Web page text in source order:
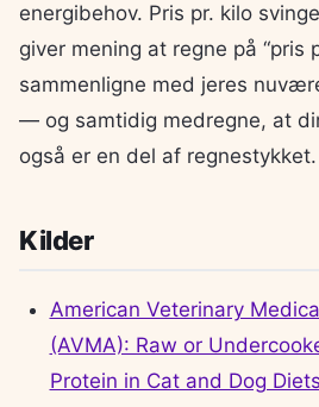
energibehov. Pris pr. kilo
giver mening at regne på “pris
sammenligne med jeres
— og samtidig medregne, at
også er en del af regnestykket.
Kilder
American Veterinary
(AVMA): Raw or
Protein in Cat and Dog Diets